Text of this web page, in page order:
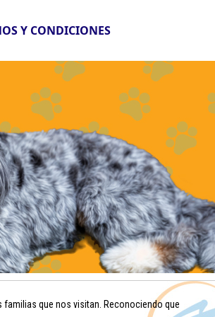
Y CONDICIONES
que nos visitan. Reconociendo que